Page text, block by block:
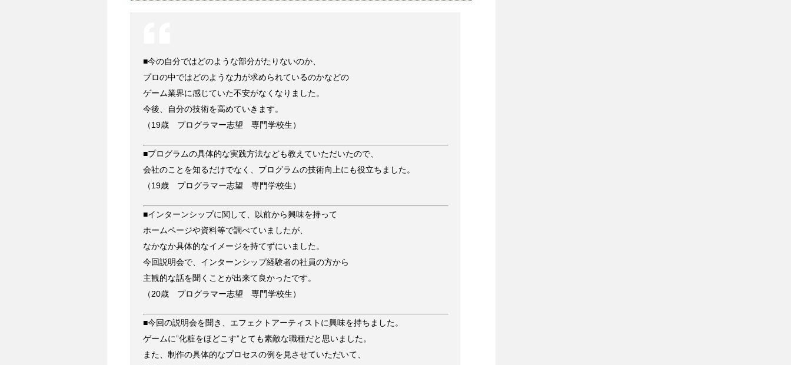
■今の自分ではどのような部分がたりないのか、
プロの中ではどのような力が求められているのかなどの
ゲーム業界に感じていた不安がなくなりました。
今後、自分の技術を高めていきます。
（19歳 プログラマー志望 専門学校生）
■プログラムの具体的な実践方法なども教えていただいたので、
会社のことを知るだけでなく、プログラムの技術向上にも役立ちました。
（19歳 プログラマー志望 専門学校生）
■インターンシップに関して、以前から興味を持って
ホームページや資料等で調べていましたが、
なかなか具体的なイメージを持てずにいました。
今回説明会で、インターンシップ経験者の社員の方から
主観的な話を聞くことが出来て良かったです。
（20歳 プログラマー志望 専門学校生）
■今回の説明会を聞き、エフェクトアーティストに興味を持ちました。
ゲームに”化粧をほどこす”とても素敵な職種だと思いました。
また、制作の具体的なプロセスの例を見させていただいて、